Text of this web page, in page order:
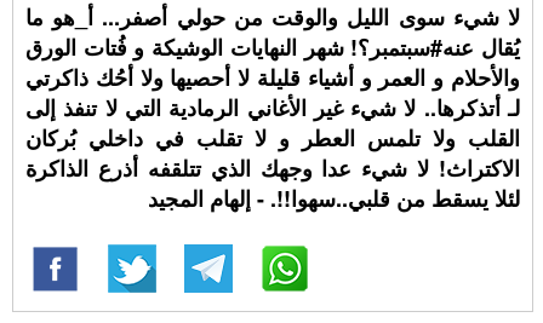
لا شيء سوى الليل والوقت من حولي أصفر... أ_هو ما
يُقال عنه#سبتمبر؟! شهر النهايات الوشيكة و فُتات الورق
والأحلام و العمر و أشياء قليلة لا أحصيها ولا أحُك ذاكرتي
لـ أتذكرها.. لا شيء غير الأغاني الرمادية التي لا تنفذ إلى
القلب ولا تلمس العطر و لا تقلب في داخلي بُركان
الاكتراث! لا شيء عدا وجهك الذي تتلقفه أذرع الذاكرة
لئلا يسقط من قلبي..سهوا!!. - إلهام المجيد